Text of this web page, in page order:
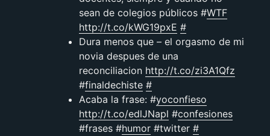
sean de colegios públicos #WTF
http://t.co/kWG19pxE #
Dura menos que – el orgasmo de mi
novia despues de una
reconciliacion http://t.co/zi3A1Qfz
#finaldechiste #
Acaba la frase: #yoconfieso
http://t.co/edlJNapl #confesiones
#frases #humor#twitter #